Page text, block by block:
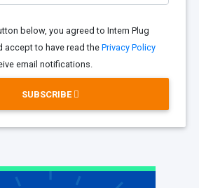
below, you agreed to Intern Plug
accept to have read the Privacy Policy
email notifications.
SUBSCRIBE